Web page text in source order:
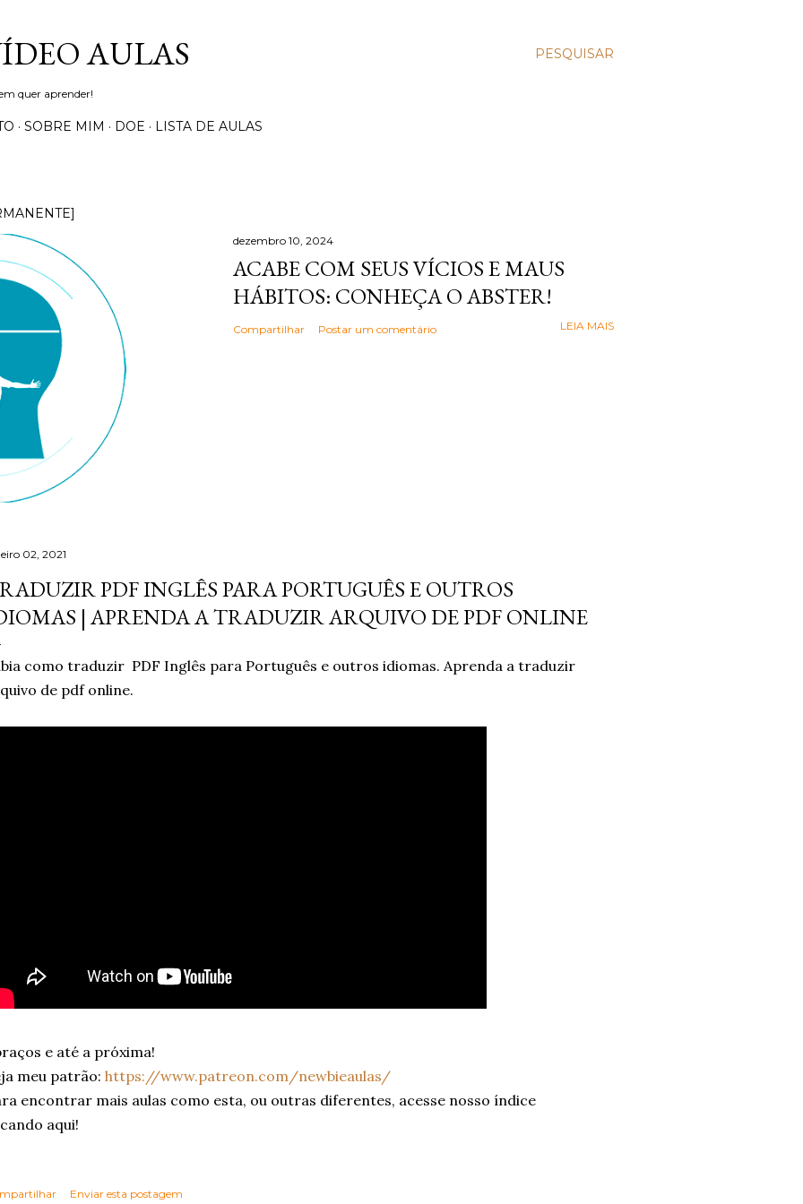
PESQUISAR
AULAS
quer aprender!
SOBRE MIM DOE LISTA DE AULAS
dezembro 10, 2024
ACABE COM SEUS VÍCIOS E MAUS
HÁBITOS: CONHEÇA O ABSTER!
Compartilhar Postar um comentário LEIA MAIS
02, 2021
PDF INGLÊS PARA PORTUGUÊS E OUTROS
| APRENDA A TRADUZIR ARQUIVO DE PDF ONLINE
como traduzir PDF Inglês para Português e outros idiomas. Aprenda a traduzir
de pdf online.
e até a próxima!
meu patrão: https://www.patreon.com/newbieaulas/
encontrar mais aulas como esta, ou outras diferentes, acesse nosso índice
aqui!
Enviar esta postagem